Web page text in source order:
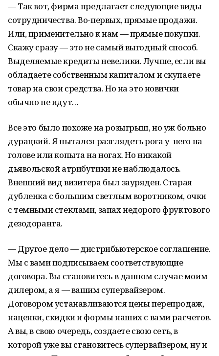
— Так вот, фирма предлагает следующие виды
сотрудничества. Во-первых, прямые продажи.
Или, применительно к нам — прямые покупки.
Скажу сразу — это не самый выгодный способ.
Выделяемые кредиты невелики. Лучше, если вы
обладаете собственным капиталом и скупаете
товар на свои средства. Но на это новички
обычно не идут…
Все это было похоже на розыгрыш, но уж больно
дурацкий. Я пытался разглядеть рога у него на
голове или копыта на ногах. Но никакой
дьявольской атрибутики не наблюдалось.
Внешний вид визитера был зауряден. Старая
дубленка с большим светлым воротником, очки
с темными стеклами, запах недорого фруктового
дезодоранта.
— Другое дело — дистрибьютерское соглашение.
Мы с вами подписываем соответствующие
договора. Вы становитесь в данном случае моим
дилером, а я — вашим супервайзером.
Договором устанавливаются цены перепродаж,
наценки, скидки и формы наших с вами расчетов.
А вы, в свою очередь, создаете свою сеть, в
которой уже вы становитесь супервайзером, ну и